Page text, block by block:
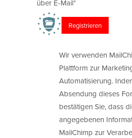
über E-Mail*
Wir verwenden
Plattform zur
Automatisierung.
Absendung dieses
bestätigen Sie, dass
angegebenen
MailChimp zur